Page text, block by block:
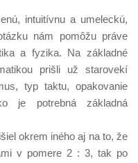
intuitívnu a umeleckú,
nám pomôžu práve
a fyzika. Na základné
prišli už starovekí
typ taktu, opakovanie
je potrebná základná
okrem iného aj na to, že
v pomere 2 : 3, tak po